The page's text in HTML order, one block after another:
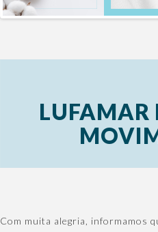
LUFAMAR
Com muita alegria, informamos